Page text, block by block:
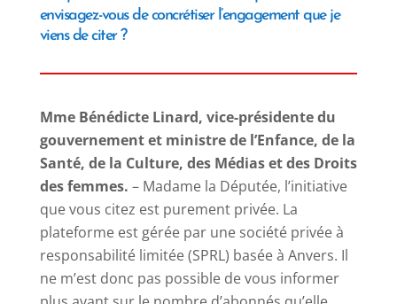
envisagez-vous de concrétiser l’engagement que je
viens de citer ?
Mme Bénédicte Linard, vice-présidente du
gouvernement et ministre de l’Enfance, de la
Santé, de la Culture, des Médias et des Droits
des femmes. – Madame la Députée, l’initiative
que vous citez est purement privée. La
plateforme est gérée par une société privée à
responsabilité limitée (SPRL) basée à Anvers. Il
ne m’est donc pas possible de vous informer